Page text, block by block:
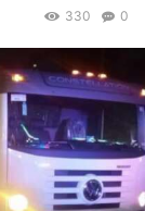
0
330